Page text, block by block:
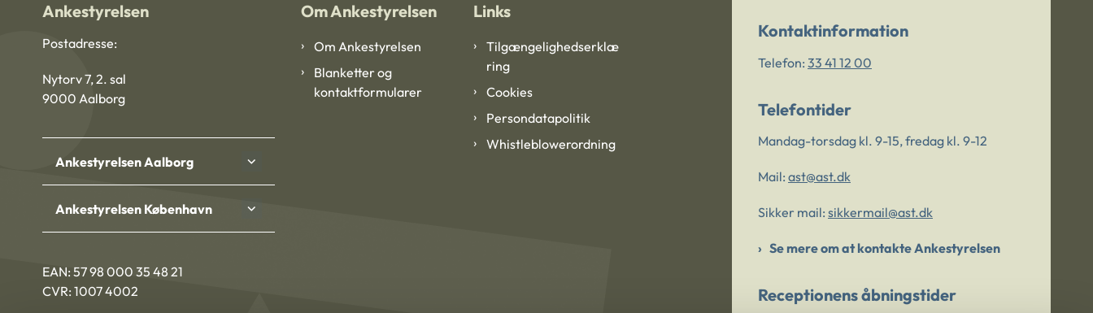
Ankestyrelsen
Postadresse:
Nytorv 7, 2. sal
9000 Aalborg
Ankestyrelsen Aalborg
Ankestyrelsen København
EAN: 57 98 000 35 48 21
CVR: 1007 4002
Om Ankestyrelsen
Om Ankestyrelsen
Blanketter og
kontaktformularer
Links
Tilgængelighedserklæ
ring
Cookies
Persondatapolitik
Whistleblowerordning
Kontaktinformation
Telefon: 33 41 12 00
Telefontider
Mandag-torsdag kl. 9-15, fredag kl. 9-12
Mail: ast@ast.dk
Sikker mail: sikkermail@ast.dk
Se mere om at kontakte Ankestyrelsen
Receptionens åbningstider